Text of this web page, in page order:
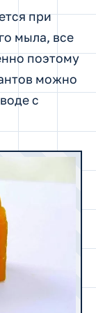
при
мыла, все
поэтому
можно
с